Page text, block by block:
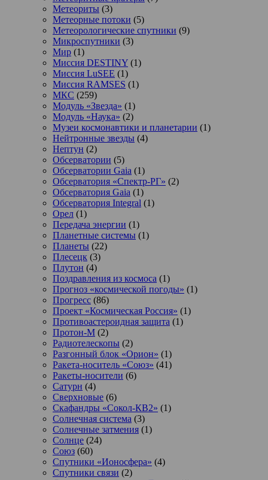
Метеориты (3)
Метеорные потоки (5)
Метеорологические спутники (9)
Микроспутники (3)
Мир (1)
Миссия DESTINY (1)
Миссия LuSEE (1)
Миссия RAMSES (1)
МКС (259)
Модуль «Звезда» (1)
Модуль «Наука» (2)
Музеи космонавтики и планетарии (1)
Нейтронные звезды (4)
Нептун (2)
Обсерватории (5)
Обсерватории Gaia (1)
Обсерватория «Спектр-РГ» (2)
Обсерватория Gaia (1)
Обсерватория Integral (1)
Орел (1)
Передача энергии (1)
Планетные системы (1)
Планеты (22)
Плесецк (3)
Плутон (4)
Поздравления из космоса (1)
Прогноз «космической погоды» (1)
Прогресс (86)
Проект «Космическая Россия» (1)
Противоастероидная защита (1)
Протон-М (2)
Радиотелескопы (2)
Разгонный блок «Орион» (1)
Ракета-носитель «Союз» (41)
Ракеты-носители (6)
Сатурн (4)
Сверхновые (6)
Скафандры «Сокол-КВ2» (1)
Солнечная система (3)
Солнечные затмения (1)
Солнце (24)
Союз (60)
Спутники «Ионосфера» (4)
Спутники связи (2)